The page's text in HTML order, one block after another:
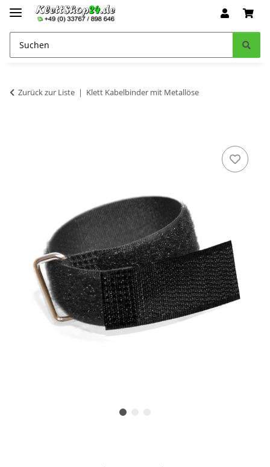
Zurück zur Liste Klett Kabelbinder mit Metallöse